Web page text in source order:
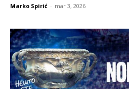
Marko Spirić - mar 3, 2026